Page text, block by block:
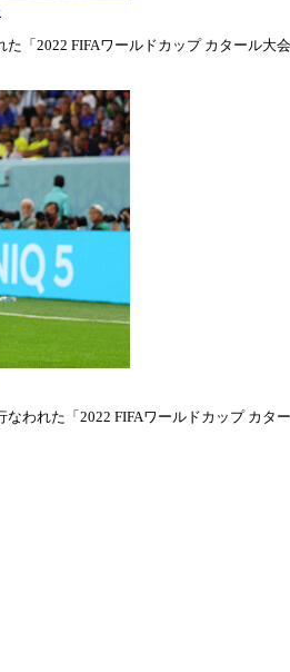
「2022 FIFAワールドカップ カタール大
われた「2022 FIFAワールドカップ カタ